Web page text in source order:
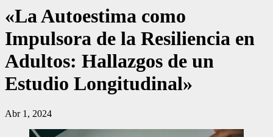
«La Autoestima como
Impulsora de la Resiliencia en
Adultos: Hallazgos de un
Estudio Longitudinal»
Abr 1, 2024